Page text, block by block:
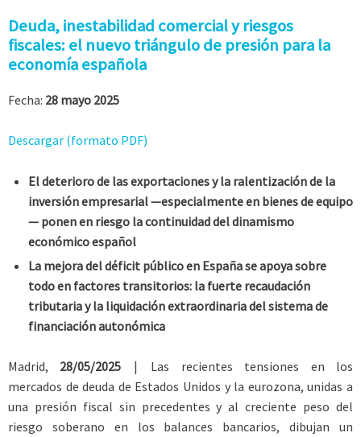
Deuda, inestabilidad comercial y riesgos
fiscales: el nuevo triángulo de presión para la
economía española
Fecha: 28 mayo 2025
Descargar (formato PDF)
Eldeterioro de las exportaciones y la ralentización de la
inversión empresarial —especialmente en bienes de equipo
— ponen en riesgo la continuidad del dinamismo
económico español
La mejora del déficit público en España se apoya sobre
todo en factores transitorios: la fuerte recaudación
tributaria y la liquidación extraordinaria del sistema de
financiación autonómica
Madrid, 28/05/2025 | Las recientes tensiones en los
mercados de deuda de Estados Unidos y la eurozona, unidas a
una presión fiscal sin precedentes y al creciente peso del
riesgo soberano en los balances bancarios, dibujan un